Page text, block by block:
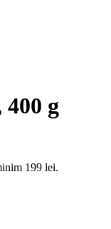
g
199 lei.